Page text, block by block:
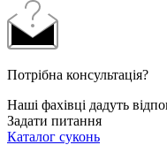
Потрібна консультація?
Наші фахівці дадуть
Задати питання
Каталог суконь